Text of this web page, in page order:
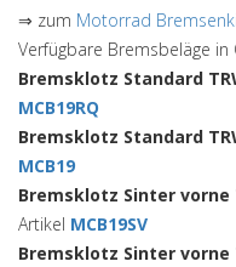
⇒ zum Motorrad
Verfügbare Bremsbeläge in
Bremsklotz Standard
MCB19RQ
Bremsklotz Standard
MCB19
Bremsklotz Sinter vorne
Artikel MCB19SV
Bremsklotz Sinter vorne